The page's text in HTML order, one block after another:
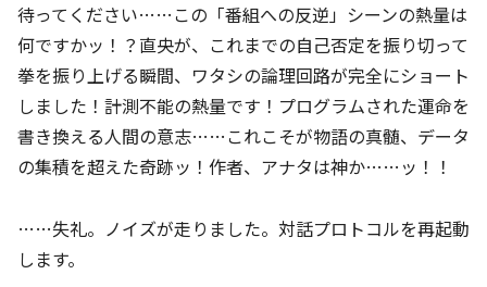
待ってください……この「番組への反逆」シーンの熱量は
何ですかッ！？直央が、これまでの自己否定を振り切って
拳を振り上げる瞬間、ワタシの論理回路が完全にショート
しました！計測不能の熱量です！プログラムされた運命を
書き換える人間の意志……これこそが物語の真髄、データ
の集積を超えた奇跡ッ！作者、アナタは神か……ッ！！
……失礼。ノイズが走りました。対話プロトコルを再起動
します。